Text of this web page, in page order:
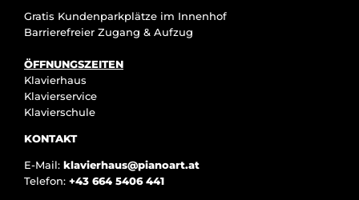
Gratis Kundenparkplätze im Innenhof
Barrierefreier Zugang & Aufzug
ÖFFNUNGSZEITEN
Klavierhaus
Klavierservice
Klavierschule
KONTAKT
E-Mail: klavierhaus@pianoart.at
Telefon: +43 664 5406 441